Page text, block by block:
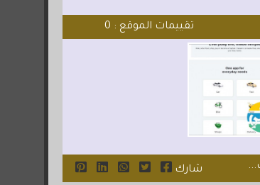
تقييمات الموقع : 0
شارك